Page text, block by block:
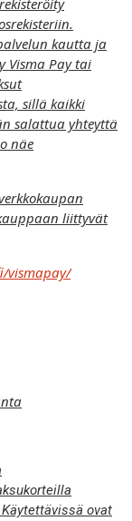
kautta ja
Visma Pay tai
sillä kaikki
salattua yhteyttä
näe
liittyvät
vismapay/
ovat